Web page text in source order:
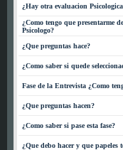
¿Hay otra evaluacion
¿Como tengo que presentarme
Psicologo?
¿Que preguntas hace?
¿Como saber si quede
Fase de la Entrevista ¿Como
¿Que preguntas hacen?
¿Como saber si pase esta fase?
¿Que debo hacer y que papeles